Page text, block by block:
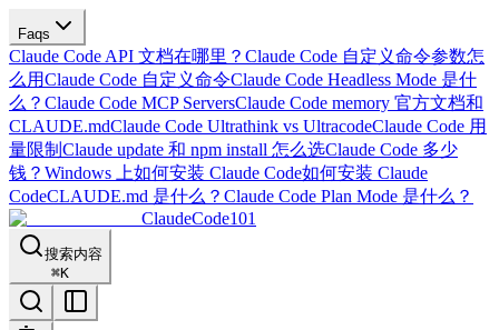
Faqs
Claude Code API 文档在哪里？ Claude Code 自定义命令参数怎
么用Claude Code 自定义命令Claude Code Headless Mode 是什
么？ Claude Code MCP ServersClaude Code memory 官方文档和
CLAUDE.mdClaude Code Ultrathink vs UltracodeClaude Code 用
量限制 Claude update 和 npm install 怎么选Claude Code 多少
钱？ Windows 上如何安装 Claude Code如何安装 Claude
CodeCLAUDE.md 是什么？ Claude Code Plan Mode 是什么？
ClaudeCode101
搜索内容
⌘K